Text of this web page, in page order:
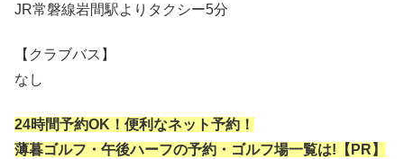
JR常磐線岩間駅よりタクシー5分
【クラブバス】
なし
24時間予約OK！便利なネット予約！
薄暮ゴルフ・午後ハーフの予約・ゴルフ場一覧は!【PR】